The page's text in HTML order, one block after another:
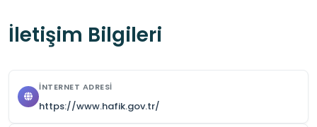
Zemin çamurlu ve kaygan olabileceğinden
gözetiminde hareket etmelidir.
İletişim Bilgileri
İNTERNET ADRESI
https://www.hafik.gov.tr/